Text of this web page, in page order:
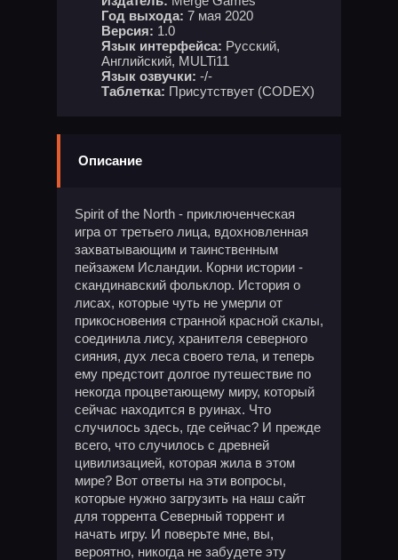
Год выхода: 7 мая 2020
Версия: 1.0
Язык интерфейса: Русский,
Английский, MULTi11
Язык озвучки: -/-
Таблетка: Присутствует (CODEX)
Описание
Spirit of the North - приключенческая
игра от третьего лица, вдохновленная
захватывающим и таинственным
пейзажем Исландии. Корни истории -
скандинавский фольклор. История о
лисах, которые чуть не умерли от
прикосновения странной красной скалы,
соединила лису, хранителя северного
сияния, дух леса своего тела, и теперь
ему предстоит долгое путешествие по
некогда процветающему миру, который
сейчас находится в руинах. Что
случилось здесь, где сейчас? И прежде
всего, что случилось с древней
цивилизацией, которая жила в этом
мире? Вот ответы на эти вопросы,
которые нужно загрузить на наш сайт
для торрента Северный торрент и
начать игру. И поверьте мне, вы,
вероятно, никогда не забудете эту